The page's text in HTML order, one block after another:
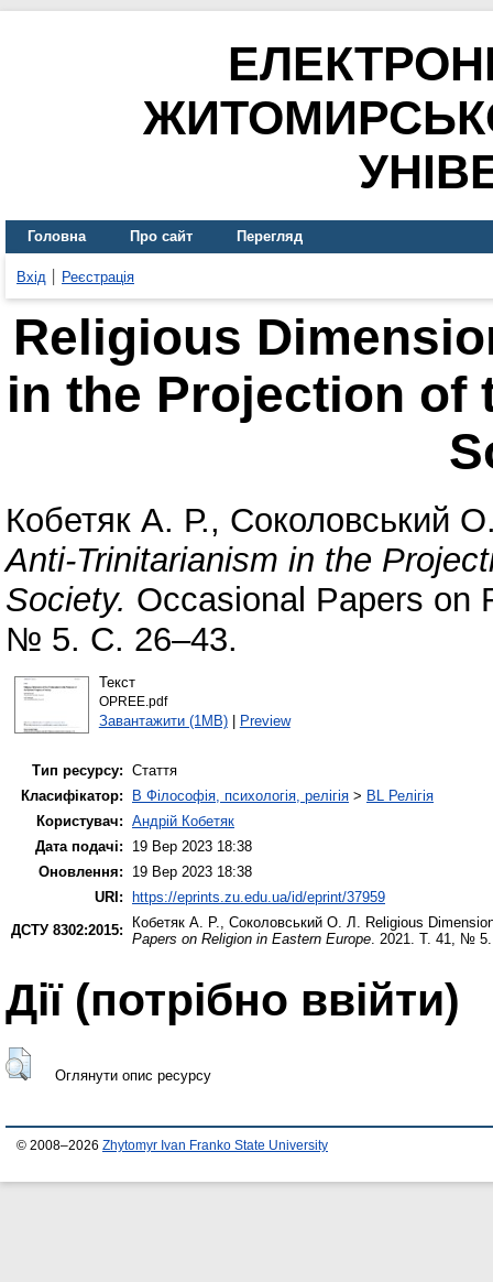
Головна Про сайт Перегляд
Вхід Реєстрація
Religious
in the Projection of
Кобетяк А. Р., Соколовський
Anti-Trinitarianism in the
Society. Occasional Papers on
№ 5. С. 26–43.
Текст
OPREE.pdf
Завантажити (1MB)| Preview
Тип ресурсу: Стаття
Класифікатор:
B Філософія, психологія, релігія > BL Релігія
Користувач: Андрій Кобетяк
Дата подачі:
19 Вер 2023 18:38
Оновлення:
19 Вер 2023 18:38
URI:
https://eprints.zu.edu.ua/id/eprint/37959
ДСТУ 8302:2015:
Кобетяк А. Р., Соколовський О. Л. Religious
Papers on Religion in Eastern Europe. 2021. Т. 41, №
Дії ​​(потрібно ввійти)
Оглянути опис ресурсу
© 2008–2026 Zhytomyr Ivan Franko State University